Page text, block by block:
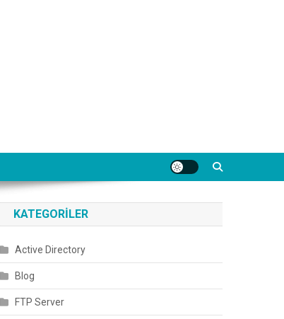
KATEGORILER
Active Directory
Blog
FTP Server